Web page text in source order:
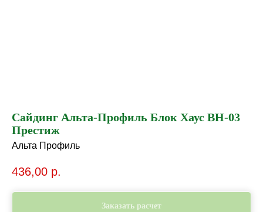
Сайдинг Альта-Профиль Блок Хаус ВН-03
Престиж
Альта Профиль
436,00 р.
Заказать расчет